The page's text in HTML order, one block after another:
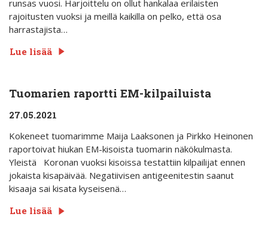
runsas vuosi. Harjoittelu on ollut hankalaa erilaisten
rajoitusten vuoksi ja meillä kaikilla on pelko, että osa
harrastajista…
Lue lisää
Tuomarien raportti EM-kilpailuista
27.05.2021
Kokeneet tuomarimme Maija Laaksonen ja Pirkko Heinonen
raportoivat hiukan EM-kisoista tuomarin näkökulmasta.
Yleistä Koronan vuoksi kisoissa testattiin kilpailijat ennen
jokaista kisapäivää. Negatiivisen antigeenitestin saanut
kisaaja sai kisata kyseisenä…
Lue lisää